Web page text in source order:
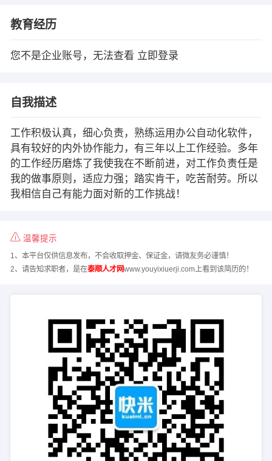
教育经历
您不是企业账号，无法查看 立即登录
自我描述
工作积极认真，细心负责，熟练运用办公自动化软件，
具有较好的内外协作能力，有三年以上工作经验。多年
的工作经历磨炼了我使我在不断前进，对工作负责任是
我的做事原则，适应力强；踏实肯干，吃苦耐劳。所以
我相信自己有能力面对新的工作挑战！
温馨提示
1、本平台仅供信息发布，不会收取押金、保证金，请微友务必谨慎！
2、请告知求职者，是在泰顺人才网www.youyixiuerji.com上看到该简历的！